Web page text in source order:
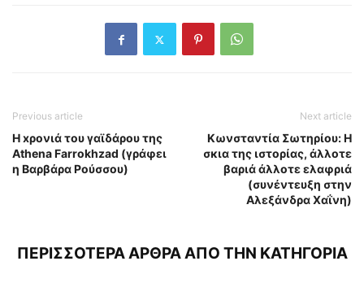
Previous article
H xρονιά του γαϊδάρου της
Athena Farrokhzad (γράφει
η Βαρβάρα Ρούσσου)
Next article
Κωνσταντία Σωτηρίου: Η
σκια της ιστορίας, άλλοτε
βαριά άλλοτε ελαφριά
(συνέντευξη στην
Αλεξάνδρα Χαΐνη)
ΠΕΡΙΣΣΟΤΕΡΑ ΑΡΘΡΑ ΑΠΟ ΤΗΝ ΚΑΤΗΓΟΡΙΑ